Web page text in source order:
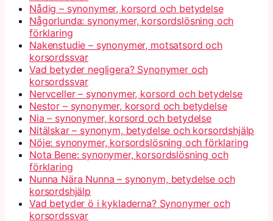
Nådig – synonymer, korsord och betydelse
Någorlunda: synonymer, korsordslösning och
förklaring
Nakenstudie – synonymer, motsatsord och
korsordssvar
Vad betyder negligera? Synonymer och
korsordssvar
Nervceller – synonymer, korsord och betydelse
Nestor – synonymer, korsord och betydelse
Nia – synonymer, korsord och betydelse
Nitälskar – synonym, betydelse och korsordshjälp
Nöje: synonymer, korsordslösning och förklaring
Nota Bene: synonymer, korsordslösning och
förklaring
Nunna Nära Nunna – synonym, betydelse och
korsordshjälp
Vad betyder ö i kykladerna? Synonymer och
korsordssvar